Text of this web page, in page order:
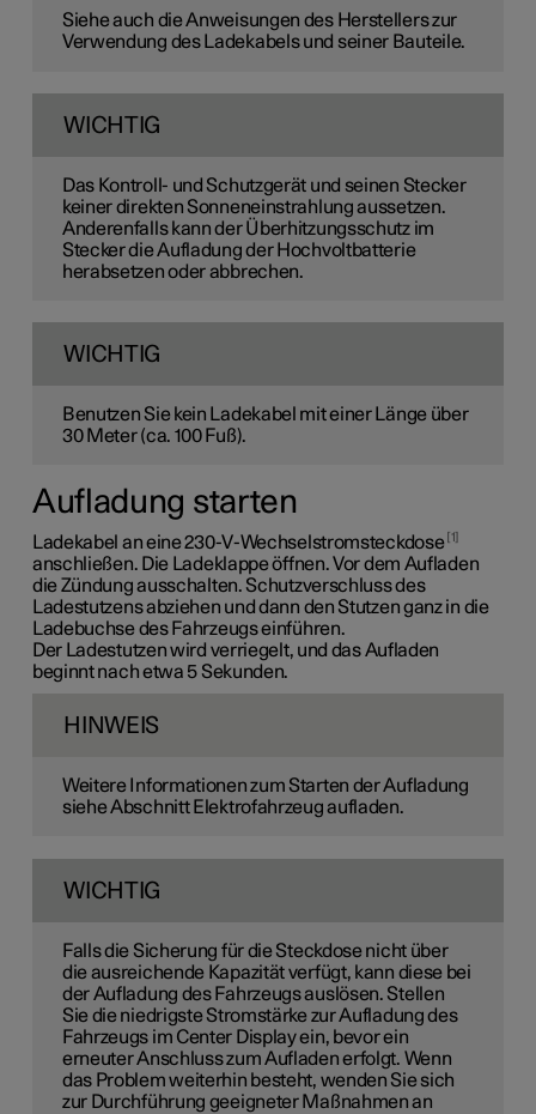
Siehe auch die Anweisungen des Herstellers zur
Verwendung des Ladekabels und seiner Bauteile.
WICHTIG
Das Kontroll- und Schutzgerät und seinen Stecker
keiner direkten Sonneneinstrahlung aussetzen.
Anderenfalls kann der Überhitzungsschutz im
Stecker die Aufladung der Hochvoltbatterie
herabsetzen oder abbrechen.
WICHTIG
Benutzen Sie kein Ladekabel mit einer Länge über
30 Meter(ca. 100 Fuß).
Aufladung starten
Ladekabel an eine230-V-Wechselstromsteckdose 1
anschließen. Die Ladeklappe öffnen. Vor dem Aufladen
die Zündung ausschalten. Schutzverschluss des
Ladestutzens abziehen und dann den Stutzen ganz in die
Ladebuchse des Fahrzeugs einführen.
Der Ladestutzen wird verriegelt, und das Aufladen
beginnt nach etwa 5 Sekunden.
HINWEIS
Weitere Informationen zum Starten der Aufladung
siehe Abschnitt Elektrofahrzeug aufladen.
WICHTIG
Falls die Sicherung für die Steckdose nicht über
die ausreichende Kapazität verfügt, kann diese bei
der Aufladung des Fahrzeugs auslösen. Stellen
Sie die niedrigste Stromstärke zur Aufladung des
Fahrzeugs im Center Display ein, bevor ein
erneuter Anschluss zum Aufladen erfolgt. Wenn
das Problem weiterhin besteht, wenden Sie sich
zur Durchführung geeigneter Maßnahmen an